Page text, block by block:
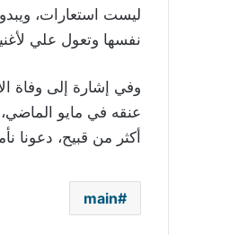
ليست استعارات،
نفسها وتعول علي
وفي إشارة إلى وفاة
عنقه في مايو
أكثر من قبيح، دعونا
main